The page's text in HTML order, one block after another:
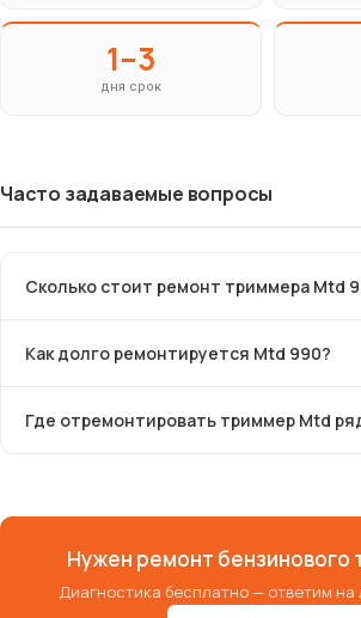
1–3
дня срок
Часто задаваемые вопросы
Сколько стоит ремонт триммера Mtd
Как долго ремонтируется Mtd 990?
Где отремонтировать триммер Mtd
Нужен ремонт бензинового
Диагностика бесплатно — ответим